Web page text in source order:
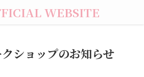
WEBSITE
ショップのお知らせ